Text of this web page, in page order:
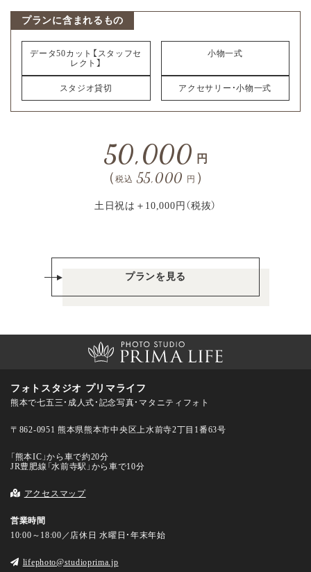
プランに含まれるもの
データ50カット【スタッフセ
レクト】
小物一式
スタジオ貸切 アクセサリー・小物一式
50,000 円
（税込 55,000 円 ）
土日祝は＋10,000円（税抜）
プランを見る
フォトスタジオ プリマライフ
熊本で七五三・成人式・記念写真・マタニティフォト
〒862-0951 熊本県熊本市中央区上水前寺2丁目1番63号
「熊本IC」から車で約20分
JR豊肥線「水前寺駅」から車で10分
アクセスマップ
営業時間
10:00～18:00／店休日 水曜日・年末年始
lifephoto@studioprima.jp